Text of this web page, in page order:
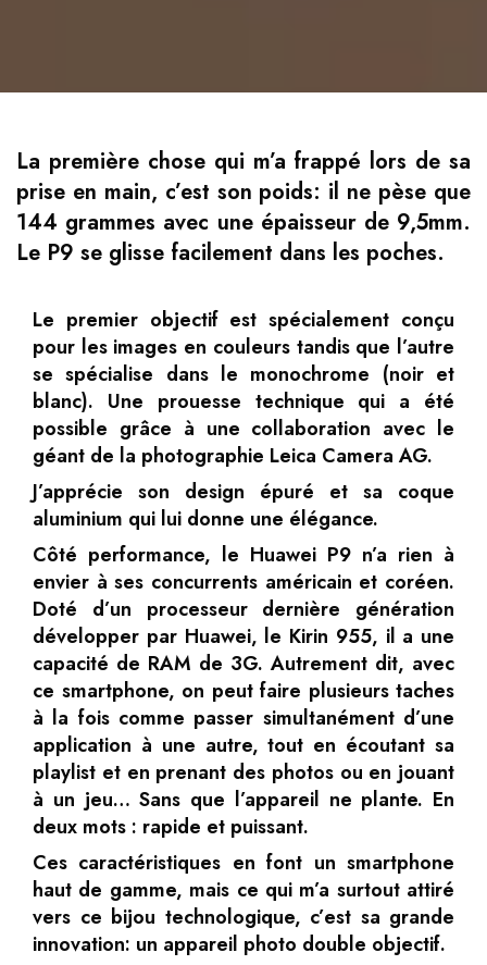
La première chose qui m’a frappé lors de sa
prise en main, c’est son poids: il ne pèse que
144 grammes avec une épaisseur de 9,5mm.
Le P9 se glisse facilement dans les poches.
Le premier objectif est spécialement conçu
pour les images en couleurs tandis que l’autre
se spécialise dans le monochrome (noir et
blanc). Une prouesse technique qui a été
possible grâce à une collaboration avec le
géant de la photographie Leica Camera AG.
J’apprécie son design épuré et sa coque
aluminium qui lui donne une élégance.
Côté performance, le Huawei P9 n’a rien à
envier à ses concurrents américain et coréen.
Doté d’un processeur dernière génération
développer par Huawei, le Kirin 955, il a une
capacité de RAM de 3G. Autrement dit, avec
ce smartphone, on peut faire plusieurs taches
à la fois comme passer simultanément d’une
application à une autre, tout en écoutant sa
playlist et en prenant des photos ou en jouant
à un jeu… Sans que l’appareil ne plante. En
deux mots : rapide et puissant.
Ces caractéristiques en font un smartphone
haut de gamme, mais ce qui m’a surtout attiré
vers ce bijou technologique, c’est sa grande
innovation: un appareil photo double objectif.